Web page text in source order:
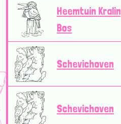
Heemtuin
Bos
Schevichoven
Schevichoven